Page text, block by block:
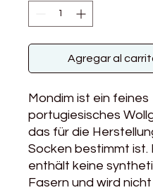
Agregar al
Mondim ist ein feines
portugiesisches
das für die
Socken bestimmt ist.
enthält keine
Fasern und wird nicht